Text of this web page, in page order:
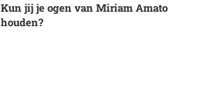
Kun jij je ogen van Miriam Amato
houden?